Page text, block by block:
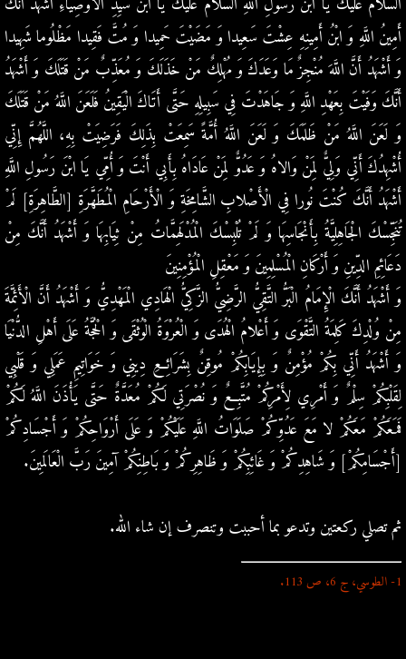
أَمِينُ اللَّهِ وَ ابْنُ أَمِينِهِ عِشْتَ سَعِيدا وَ مَضَيْتَ حَمِيدا وَ مُتَّ فَقِيدا مَظْلُوما شَهِيدا
وَ أَشْهَدُ أَنَّ اللَّهَ مُنْجِزٌ مَا وَعَدَكَ وَ مُهْلِكٌ مَنْ خَذَلَكَ وَ مُعَذِّبٌ مَنْ قَتَلَكَ وَ أَشْهَدُ
أَنَّكَ وَفَيْتَ بِعَهْدِ اللَّهِ وَ جَاهَدْتَ فِي سَبِيلِهِ حَتَّى أَتَاكَ الْيَقِينُ فَلَعَنَ اللَّهُ مَنْ قَتَلَكَ
وَ لَعَنَ اللَّهُ مَنْ ظَلَمَكَ وَ لَعَنَ اللَّهُ أُمَّةً سَمِعَتْ بِذَلِكَ فَرَضِيَتْ بِهِ، اللَّهُمَّ إِنِّي
أُشْهِدُكَ أَنِّي وَلِيٌّ لِمَنْ وَالاهُ وَ عَدُوٌّ لِمَنْ عَادَاهُ بِأَبِي أَنْتَ وَ أُمِّي يَا ابْنَ رَسُولِ اللَّهِ
أَشْهَدُ أَنَّكَ كُنْتَ نُورا فِي الْأَصْلابِ الشَّامِخَةِ وَ الْأَرْحَامِ الْمُطَهَّرَةِ [الطَّاهِرَةِ] لَمْ
تُنَجِّسْكَ الْجَاهِلِيَّةُ بِأَنْجَاسِهَا وَ لَمْ تُلْبِسْكَ الْمُدْلَهِمَّاتُ مِنْ ثِيَابِهَا وَ أَشْهَدُ أَنَّكَ مِنْ
دَعَائِمِ الدِّينِ وَ أَرْكَانِ الْمُسْلِمِينَ وَ مَعْقِلِ الْمُؤْمِنِينَ
وَ أَشْهَدُ أَنَّكَ الْإِمَامُ الْبَرُّ التَّقِيُّ الرَّضِيُّ الزَّكِيُّ الْهَادِي الْمَهْدِيُّ وَ أَشْهَدُ أَنَّ الْأَئِمَّةَ
مِنْ وُلْدِكَ كَلِمَةُ التَّقْوَى وَ أَعْلامُ الْهُدَى وَ الْعُرْوَةُ الْوُثْقَى وَ الْحُجَّةُ عَلَى أَهْلِ الدُّنْيَا
وَ أَشْهَدُ أَنِّي بِكُمْ مُؤْمِنٌ وَ بِإِيَابِكُمْ مُوقِنٌ بِشَرَائِعِ دِينِي وَ خَوَاتِيمِ عَمَلِي وَ قَلْبِي
لِقَلْبِكُمْ سِلْمٌ وَ أَمْرِي لِأَمْرِكُمْ مُتَّبِعٌ وَ نُصْرَتِي لَكُمْ مُعَدَّةٌ حَتَّى يَأْذَنَ اللَّهُ لَكُمْ
فَمَعَكُمْ مَعَكُمْ لا مَعَ عَدُوِّكُمْ صَلَوَاتُ اللَّهِ عَلَيْكُمْ وَ عَلَى أَرْوَاحِكُمْ وَ أَجْسَادِكُمْ
[أَجْسَامِكُمْ‏] وَ شَاهِدِكُمْ وَ غَائِبِكُمْ وَ ظَاهِرِكُمْ وَ بَاطِنِكُمْ آمِينَ رَبَّ الْعَالَمِينَ.
ثم تصلي ركعتين وتدعو بما أحببت وتنصرف إن شاء الله.
1- الطوسي، ج 6، ص 113.